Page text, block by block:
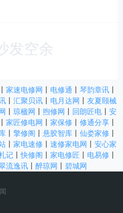
发空余
家速电修网 电修通 琴韵章讯
汇聚贝讯 电月达网
友夏颐械
琼楹网 煦修网 回朗匠电
安
家匠修电网 家保修 修通分享
擎修阁 悬胶智库 仙娄家修
家电速修 速修家电网
安心家
记 丨快修阁 家电修匠 电易修
流逸讯 醉琼网 碧城网